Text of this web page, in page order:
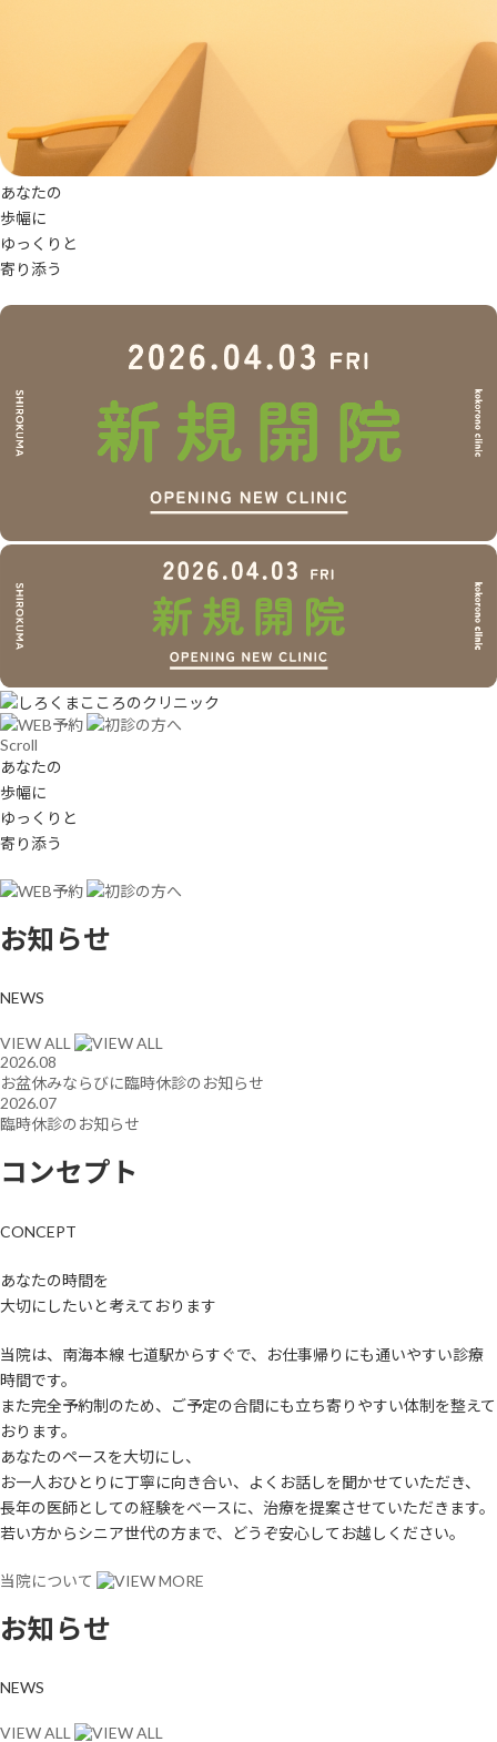
あなたの
歩幅に
ゆっ く り と
寄 り 添う
Scroll
あなたの
歩幅に
ゆっ く り と
寄 り 添う
お知らせ
NEWS
VIEW ALL
2026.08
お盆休みならびに臨時休診のお知らせ
2026.07
臨時休診のお知らせ
コンセプト
CONCEPT
あなたの時間を
大切にしたいと考えております
当院は、南海本線 七道駅からすぐで、お仕事帰りにも通いやすい診療
時間です。
また完全予約制のため、ご予定の合間にも立ち寄りやすい体制を整えて
おります。
あなたのペースを大切にし、
お一人おひとりに丁寧に向き合い、よくお話しを聞かせていただき、
長年の医師としての経験をベースに、治療を提案させていただきます。
若い方からシニア世代の方まで、どうぞ安心してお越しください。
当院について
お知らせ
NEWS
VIEW ALL